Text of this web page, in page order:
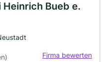
Bueb e.
Firma bewerten